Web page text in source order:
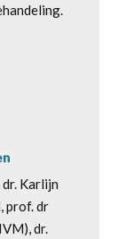
Karlijn
prof. dr
dr.